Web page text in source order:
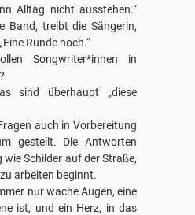
Alltag nicht ausstehen.“
Band, treibt die Sängerin,
Runde noch.“
Songwriter*innen in
sind überhaupt „diese
auch in Vorbereitung
gestellt. Die Antworten
wie Schilder auf der Straße,
arbeiten beginnt.
nur wache Augen, eine
ist, und ein Herz, in das